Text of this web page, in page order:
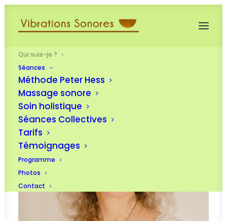
Qui suis-je ?
Séances
Méthode Peter Hess
Massage sonore
Soin holistique
Séances Collectives
Tarifs
Témoignages
Programme
Photos
Contact